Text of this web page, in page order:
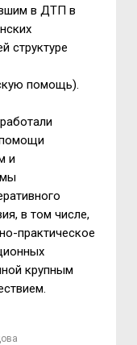
в ДТП в
структуре
помощь).
и
в том числе,
практическое
крупным